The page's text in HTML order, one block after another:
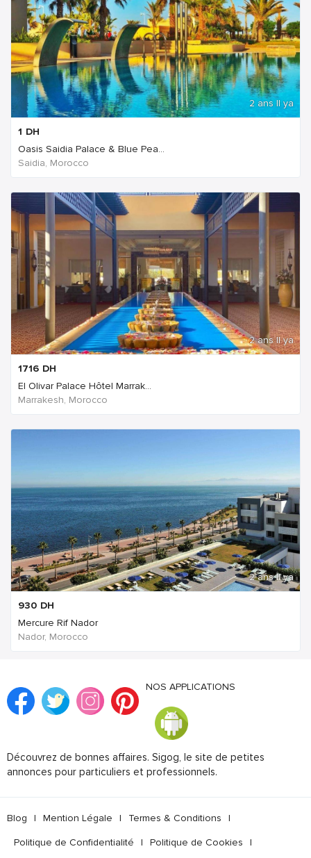
2 ans Il ya
1 DH
Oasis Saidia Palace & Blue Pea...
Saidia, Morocco
2 ans Il ya
1716 DH
El Olivar Palace Hôtel Marrak...
Marrakesh, Morocco
2 ans Il ya
930 DH
Mercure Rif Nador
Nador, Morocco
NOS APPLICATIONS
Découvrez de bonnes affaires. Sigog, le site de petites
annonces pour particuliers et professionnels.
Blog | Mention Légale | Termes & Conditions |
Politique de Confidentialité | Politique de Cookies |